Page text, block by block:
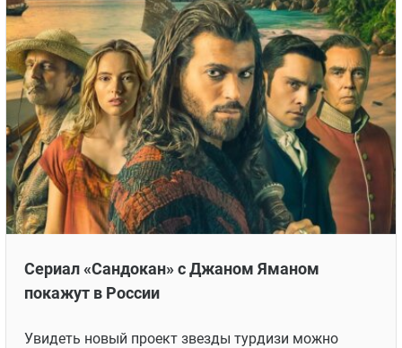
Сериал «Сандокан» с Джаном Яманом
покажут в России
Увидеть новый проект звезды турдизи можно